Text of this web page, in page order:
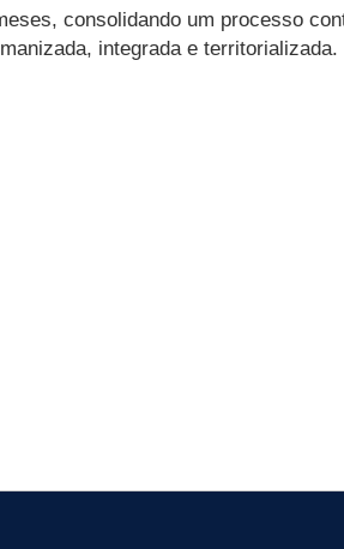
consolidando um processo
integrada e territorializada.